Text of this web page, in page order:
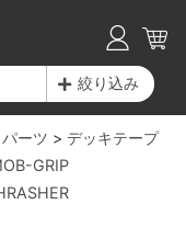
絞り込み
パーツ
デッキテープ
GRIP
倍！
倍！
倍！
倍！
倍！
倍！
倍！
倍！
倍！